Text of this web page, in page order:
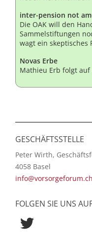
inter-pension not
Die OAK will den
Sammelstiftungen
wagt ein skeptisches
Novas Erbe
Mathieu Erb folgt auf
GESCHÄFTSSTELLE
Peter Wirth,
4058 Basel
info@vorsorgeforum.ch
FOLGEN SIE UNS